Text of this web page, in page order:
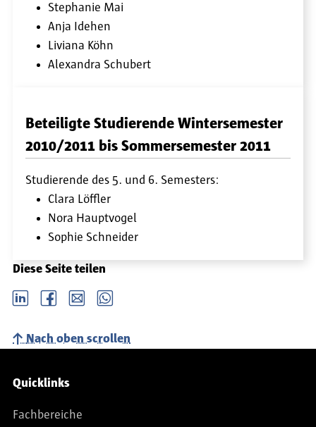
Stephanie Mai
Anja Idehen
Liviana Köhn
Alexandra Schubert
Beteiligte Studierende Wintersemester
2010/2011 bis Sommersemester 2011
Studierende des 5. und 6. Semesters:
Clara Löffler
Nora Hauptvogel
Sophie Schneider
Diese Seite teilen
LinkedIn Facebook email Whatsapp
Nach oben scrollen
Service-Navigation
Quicklinks
Fachbereiche